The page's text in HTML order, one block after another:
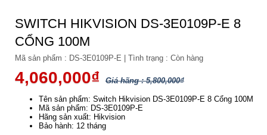
SWITCH HIKVISION DS-3E0109P-E 8
CỔNG 100M
Mã sản phẩm : DS-3E0109P-E | Tình trạng : Còn hàng
4,060,000₫ Giá hãng : 5,800,000₫
Tên sản phẩm: Switch Hikvision DS-3E0109P-E 8 Cổng 100M
Mã sản phẩm: DS-3E0109P-E
Hãng sản xuất: Hikvision
Bảo hành: 12 tháng